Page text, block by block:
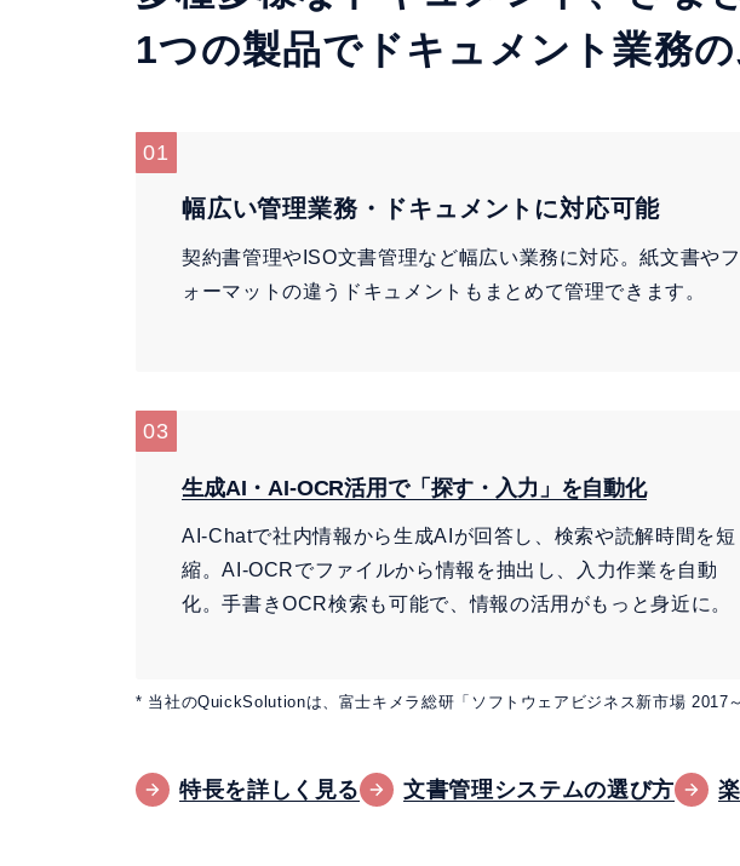
1つの製品でドキュメント業務
01
幅広い管理業務・ドキュメントに対応可能
契約書管理やISO文書管理など幅広い業務に対応。紙文書やフ
ォーマットの違うドキュメントもまとめて管理できます。
03
生成AI・AI-OCR活用で「探す・入力」を自動化
AI-Chatで社内情報から生成AIが回答し、検索や読解時間を短
縮。AI-OCRでファイルから情報を抽出し、入力作業を自動
化。手書きOCR検索も可能で、情報の活用がもっと身近に。
* 当社のQuickSolutionは、富士キメラ総研「ソフトウェアビジネス新市場 2017
特長を詳しく見る 文書管理システムの選び方